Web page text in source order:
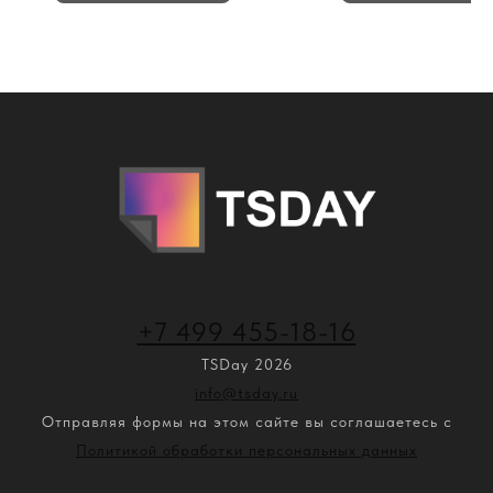
+7 499 455-18-16
TSDay 2026
info@tsday.ru
Отправляя формы на этом сайте вы соглашаетесь с
Политикой обработки персональных данных